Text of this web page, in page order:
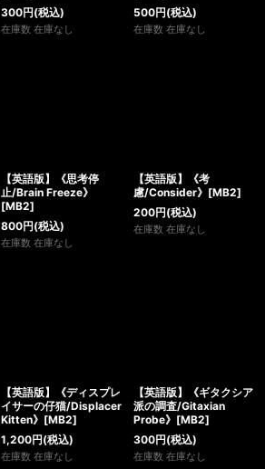
300円(税込)
在庫数 在庫なし
500円(税込)
在庫数 在庫なし
【英語版】《思考停
止/Brain Freeze》
[MB2]
800円(税込)
在庫数 在庫なし
【英語版】《考
慮/Consider》[MB2]
200円(税込)
在庫数 在庫なし
【英語版】《ディスプレ
イサーの仔猫/Displacer
Kitten》[MB2]
1,200円(税込)
在庫数 在庫なし
【英語版】《ギタクシア
派の調査/Gitaxian
Probe》[MB2]
300円(税込)
在庫数 在庫なし